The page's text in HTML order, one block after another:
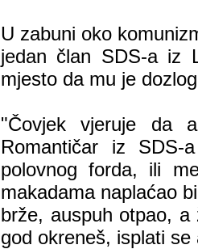
U zabuni oko
jedan član SDS-a iz
mjesto da mu je
"Čovjek vjeruje da
Romantičar iz
polovnog forda, ili
makadama naplaćao
brže, auspuh otpao,
god okreneš, isplati